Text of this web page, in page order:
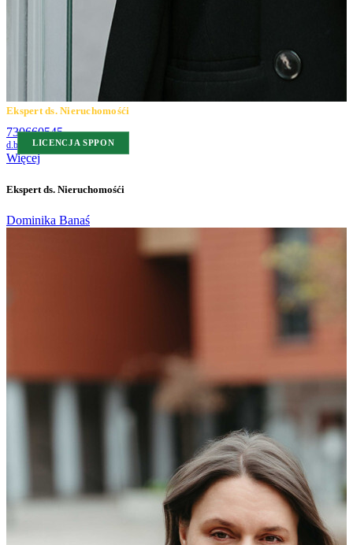
LICENCJA SPPON
Ekspert ds. Nieruchomośći
730660545
Więcej
Ekspert ds. Nieruchomośći
Dominika Banaś